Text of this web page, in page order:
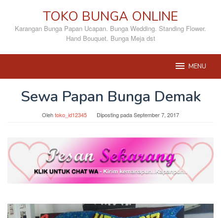
konten
TOKO BUNGA ONLINE
Karangan Bunga Papan Ucapan. Bunga Wedding. Standing Flower.
Hand Bouquet. Bunga Meja dst
MENU
Sewa Papan Bunga Demak
Olehtoko_id12345 Diposting padaSeptember 7, 2017